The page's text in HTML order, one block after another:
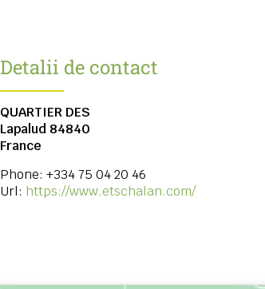
Detalii de contact
QUARTIER DES
Lapalud 84840
France
Phone: +334 75 04 20 46
Url: https://www.etschalan.com/